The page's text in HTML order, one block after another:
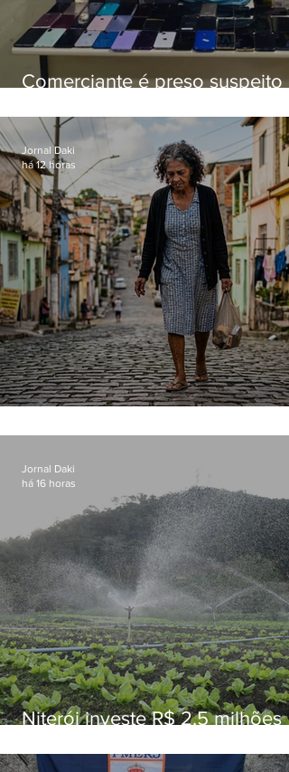
Comerciante é preso suspeito
loja
Jornal Daki
há 12 horas
Niterói investe R$ 2,5 milhões
familiar para merenda escolar
Jornal Daki
há 16 horas